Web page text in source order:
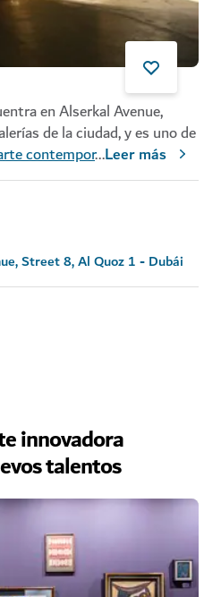
en Alserkal Avenue,
de la ciudad, y es uno de
contempor...Leer más
Street 8, Al Quoz 1 - Dubái
innovadora
talentos